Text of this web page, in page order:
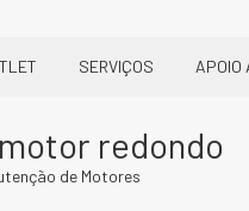
SERVIÇOS APOIO
redondo
de Motores